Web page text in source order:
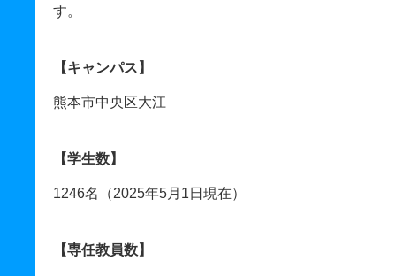
す。
【キャンパス】
熊本市中央区大江
【学生数】
1246名（2025年5月1日現在）
【専任教員数】